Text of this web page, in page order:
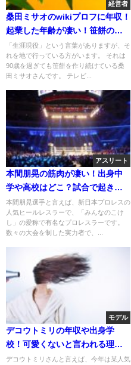
経営者
桑田ミサオのwikiプロフに年収！
起業した年齢が凄い！笹餅のレ
シピ！
「生涯現役」という言葉がありますが、そ
れを地で行っている方がいます。 それは
90歳を過ぎても笹餅を作り続けている桑
田ミサオさんです。 テレビ...
アスリート
本間朋晃の筋肉が凄い！出身中
学や高校はどこ？試合で起きた
事故について！
本間朋晃選手と言えば、新日本プロレスの
人気ヒールレスラーで、「みんなのこけ
し」の愛称で有名なプロレスラーです。
数々の大会を制した実力者で、...
モデル
デコウトミリの年収や出身学
校！可愛くないと言われる理
由！弟との逸話が凄い！
デコウトミリさんと言えば、今年は某人気